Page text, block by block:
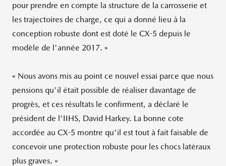
pour prendre en compte la structure de la carrosserie et
les trajectoires de charge, ce qui a donné lieu à la
conception robuste dont est doté le CX-5 depuis le
modèle de l'année 2017. »
« Nous avons mis au point ce nouvel essai parce que nous
pensions qu'il était possible de réaliser davantage de
progrès, et ces résultats le confirment, a déclaré le
président de l'IIHS, David Harkey. La bonne cote
accordée au CX-5 montre qu'il est tout à fait faisable de
concevoir une protection robuste pour les chocs latéraux
plus graves. »